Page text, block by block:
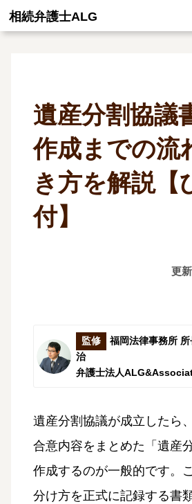
相続弁護士ALG
遺産分割協議
作成までの流
き方を解説【
付】
更
監修
福岡法律事務所
治
弁護士法人
遺産分割協議が成立したら
合意内容をまとめた「遺産
作成するのが一般的です。
分け方を正式に記録する書